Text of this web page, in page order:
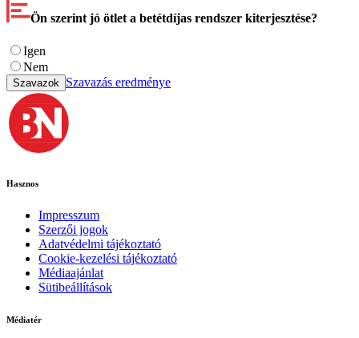
Ön szerint jó ötlet a betétdíjas rendszer kiterjesztése?
Igen
Nem
Szavazok Szavazás eredménye
Hasznos
Impresszum
Szerzői jogok
Adatvédelmi tájékoztató
Cookie-kezelési tájékoztató
Médiaajánlat
Sütibeállítások
Médiatér